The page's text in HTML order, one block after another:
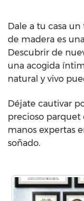
Dale a tu casa
de madera es
Descubrir de
una acogida
natural y vivo
Déjate cautivar
precioso parquet
manos expertas
soñado.